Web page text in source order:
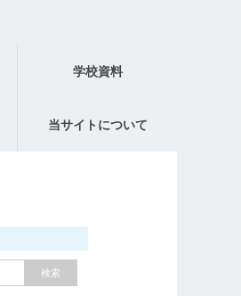
学校資料
当サイトについて